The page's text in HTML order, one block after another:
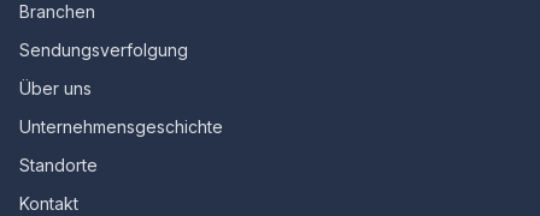
Branchen
Sendungsverfolgung
Über uns
Unternehmensgeschichte
Standorte
Kontakt